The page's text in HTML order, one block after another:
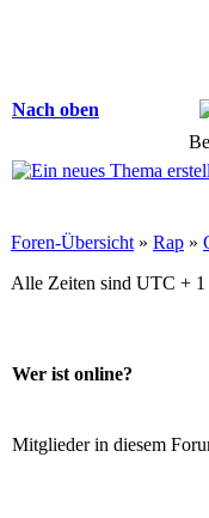
Nach oben
Foren-Übersicht » Rap »
Alle Zeiten sind UTC + 1
Wer ist online?
Mitglieder in diesem